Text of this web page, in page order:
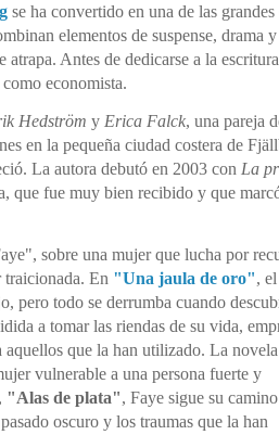
se ha convertido en una de las grandes
elementos de suspense, drama y
Antes de dedicarse a la
economista.
Hedström y Erica Falck, una pareja
en la pequeña ciudad costera de
La autora debutó en 2003 con La
que fue muy bien recibido y que
sobre una mujer que lucha por
traicionada. En "Una jaula de oro",
pero todo se derrumba cuando
a tomar las riendas de su vida,
aquellos que la han utilizado. La novela
vulnerable a una persona fuerte y
"Alas de plata", Faye sigue su
oscuro y los traumas que la han